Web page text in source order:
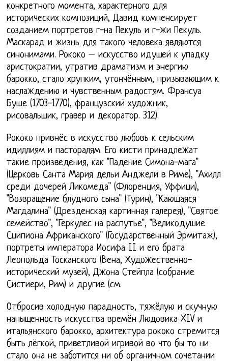
конкретного момента, характерного для
исторических композиций, Давид компенсирует
созданием портретов г-на Пекуль и г-жи Пекуль.
Маскарад и жизнь для такого человека являются
синонимами. Рококо – искусство идущей к упадку
аристократии, утратив драматизм и энергию
барокко, стало хрупким, утончённым, призывающим к
наслаждению и чувственным радостям. Франсуа
Буше (1703-1770), французский художник,
рисовальщик, гравер и декоратор. 312).
Рококо привнёс в искусство любовь к сельским
идиллиям и пасторалям. Его кисти принадлежат
такие произведения, как "Падение Симона-мага"
(Церковь Санта Мария дельи Анджели в Риме), "Ахилл
среди дочерей Ликомеда" (Флоренция, Уффици),
"Возвращение блудного сына" (Турин), "Кающаяся
Магдалина" (Дрезденская картинная галерея), "Святое
семейство", "Геркулес на распутье", "Великодушие
Сципиона Африканского" (Государственный Эрмитаж),
портреты императора Иосифа II и его брата
Леопольда Тосканского (Вена, Художественно-
исторический музей), Джона Стейпла (собрание
Систиери, Рим) и другие (см.
Отбросив холодную парадность, тяжёлую и скучную
напыщенность искусства времён Людовика XIV и
итальянского барокко, архитектура рококо стремится
быть лёгкой, приветливой игривой во что бы то ни
стало она не заботится ни об органичном сочетании